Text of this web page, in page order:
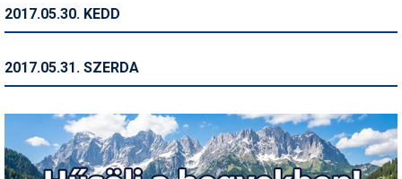
2017.05.30. KEDD
2017.05.31. SZERDA